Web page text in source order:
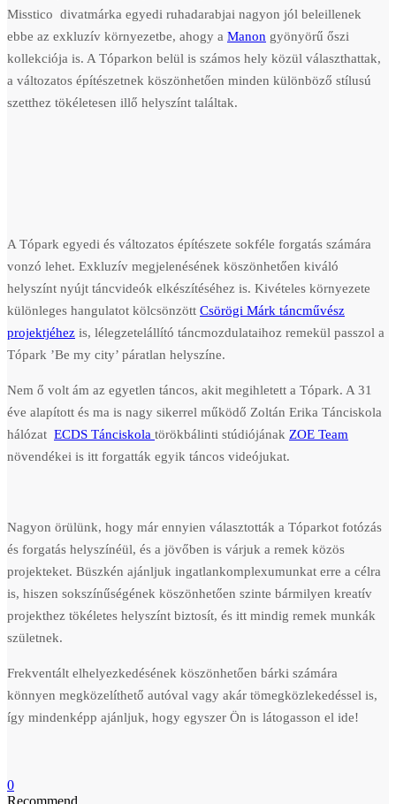
Misstico divatmárka egyedi ruhadarabjai nagyon jól beleillenek
ebbe az exkluzív környezetbe, ahogy a Manon gyönyörű őszi
kollekciója is. A Tóparkon belül is számos hely közül választhattak,
a változatos építészetnek köszönhetően minden különböző stílusú
szetthez tökéletesen illő helyszínt találtak.
A Tópark egyedi és változatos építészete sokféle forgatás számára
vonzó lehet. Exkluzív megjelenésének köszönhetően kiváló
helyszínt nyújt táncvideók elkészítéséhez is. Kivételes környezete
különleges hangulatot kölcsönzött Csörögi Márk táncművész
projektjéhez is, lélegzetelállító táncmozdulataihoz remekül passzol a
Tópark ’Be my city’ páratlan helyszíne.
Nem ő volt ám az egyetlen táncos, akit megihletett a Tópark. A 31
éve alapított és ma is nagy sikerrel működő Zoltán Erika Tánciskola
hálózat ECDS Tánciskola törökbálinti stúdiójának ZOE Team
növendékei is itt forgatták egyik táncos videójukat.
Nagyon örülünk, hogy már ennyien választották a Tóparkot fotózás
és forgatás helyszínéül, és a jövőben is várjuk a remek közös
projekteket. Büszkén ajánljuk ingatlankomplexumunkat erre a célra
is, hiszen sokszínűségének köszönhetően szinte bármilyen kreatív
projekthez tökéletes helyszínt biztosít, és itt mindig remek munkák
születnek.
Frekventált elhelyezkedésének köszönhetően bárki számára
könnyen megközelíthető autóval vagy akár tömegközlekedéssel is,
így mindenképp ajánljuk, hogy egyszer Ön is látogasson el ide!
0
Recommend